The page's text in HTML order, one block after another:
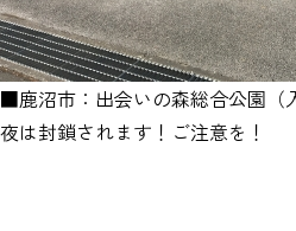
■鹿沼市：出会いの森総合公園（
夜は封鎖されます！ご注意を！